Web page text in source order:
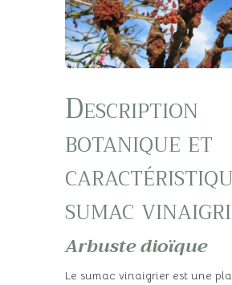
Description
botanique et
sumac
Arbuste dioïque
Le sumac vinaigrier est une